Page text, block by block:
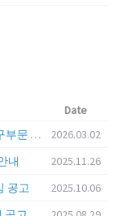
Date
[한국과학기술연구원(KIST)] 2026년도 제1차 연구부문 공개채용 안내
2026.03.02
내
2025.11.26
공고
2025.10.06